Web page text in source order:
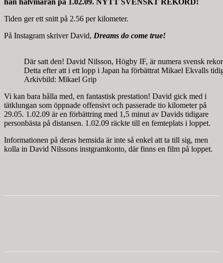
Tiden ger ett snitt på 2.56 per kilometer.
På Instagram skriver David, Dreams do come true!
Där satt den! David Nilsson, Högby IF, är numera svensk
Detta efter att i ett lopp i Japan ha förbättrat Mikael Ekvalls
Arkivbild: Mikael Grip
Vi kan bara hålla med, en fantastisk prestation! David gick med i
tätklungan som öppnade offensivt och passerade tio kilometer på
29.05. 1.02.09 är en förbättring med 1,5 minut av Davids tidigare
personbästa på distansen. 1.02.09 räckte till en femteplats i loppet.
Informationen på deras hemsida är inte så enkel att ta till sig, men
kolla in David Nilssons instgramkonto, där finns en film på loppet.